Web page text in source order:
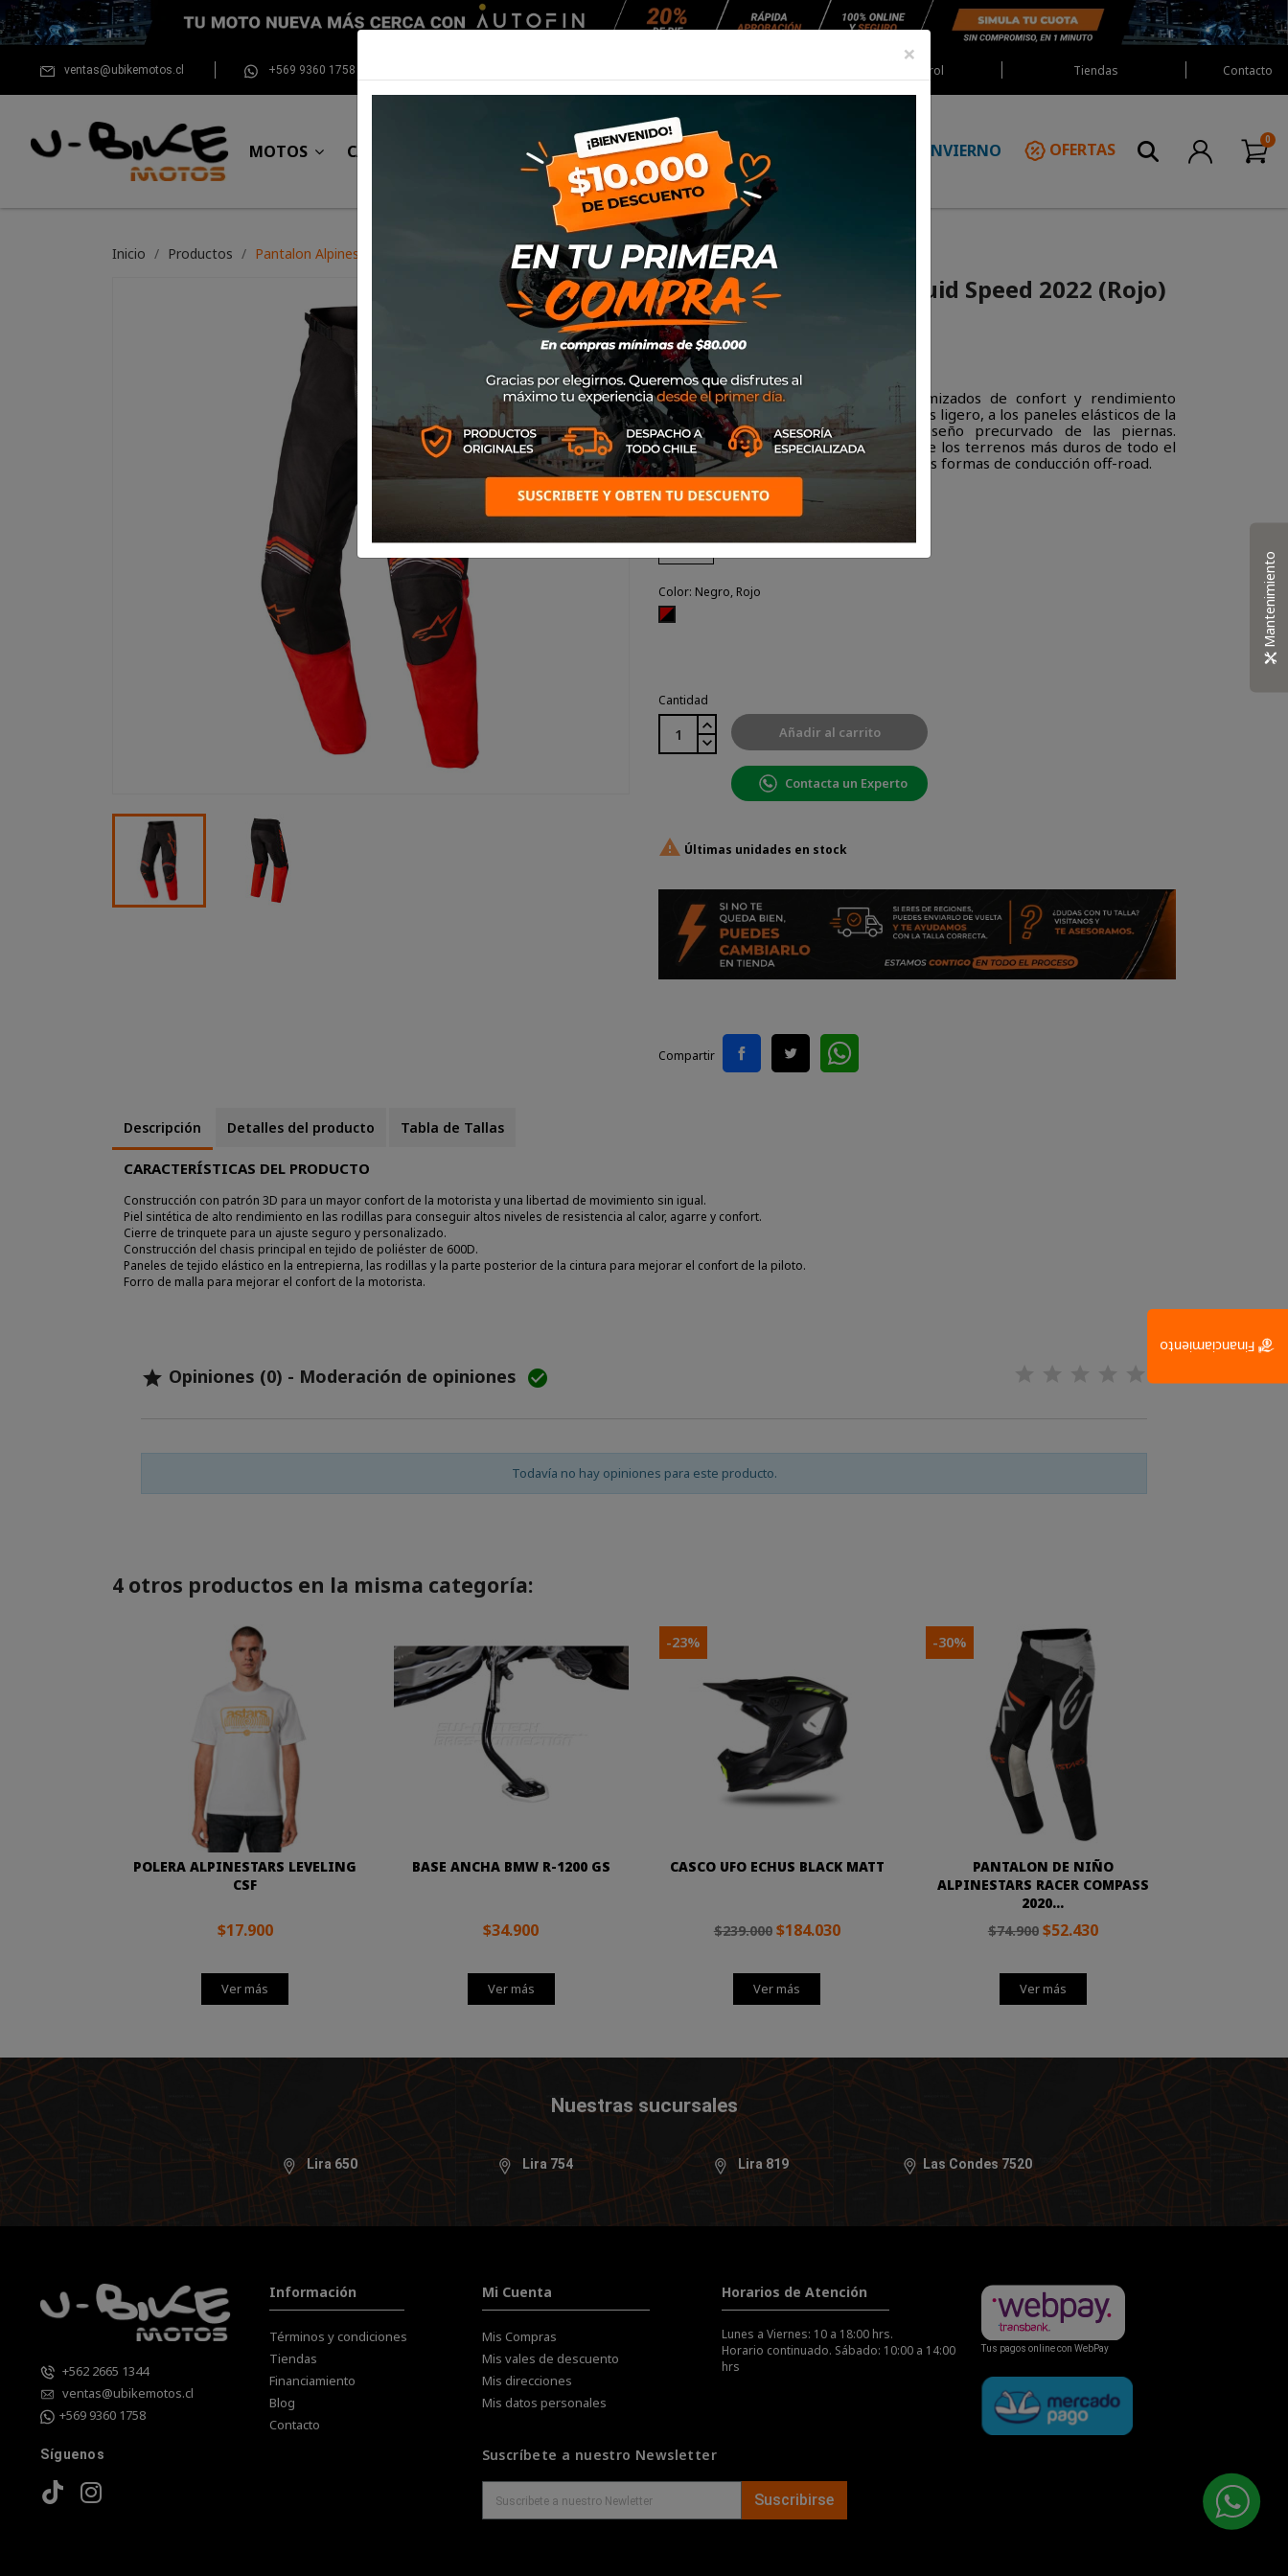
ventas@ubikemotos.cl +569 9360 1758 Red Castrol Tiendas Contacto
MOTOS CASCOS EQUIPAMIENTO NEUMÁTICOS MANTENCIÓN INVIERNO OFERTAS
Inicio Productos Pantalon Alpinestars Fluid Speed 2022 (Rojo)
Pantalon Alpinestars Fluid Speed 2022 (Rojo)
SKU3722622-1303
$85.000
El pantalón Fluid ofrece niveles optimizados de confort y rendimiento
durante la conducción, gracias a su chasis ligero, a los paneles elásticos de la
parte inferior de la cintura y al diseño precurvado de las piernas.
Desarrollados y probados en algunos de los terrenos más duros de todo el
mundo, los Fluid son ideales para muchas formas de conducción off-road.
Talla: 30
Color: Negro, Rojo
Cantidad
Añadir al carrito
Contacta un Experto
 Últimas unidades en stock
Compartir
Descripción Detalles del producto Tabla de Tallas
CARACTERÍSTICAS DEL PRODUCTO
Construcción con patrón 3D para un mayor confort de la motorista y una libertad de movimiento sin igual.
Piel sintética de alto rendimiento en las rodillas para conseguir altos niveles de resistencia al calor, agarre y confort.
Cierre de trinquete para un ajuste seguro y personalizado.
Construcción del chasis principal en tejido de poliéster de 600D.
Paneles de tejido elástico en la entrepierna, las rodillas y la parte posterior de la cintura para mejorar el confort de la piloto.
Forro de malla para mejorar el confort de la motorista.
 Opiniones (0) - Moderación de opiniones 
Todavía no hay opiniones para este producto.
4 otros productos en la misma categoría:
POLERA ALPINESTARS LEVELING
CSF
$17.900
Ver más
BASE ANCHA BMW R-1200 GS
$34.900
Ver más
CASCO UFO ECHUS BLACK MATT
$239.000 $184.030
Ver más
-23%
PANTALON DE NIÑO
ALPINESTARS RACER COMPASS
2020...
$74.900 $52.430
Ver más
-30%
Nuestras sucursales
Lira 650 Lira 754 Lira 819 Las Condes 7520
+562 2665 1344
ventas@ubikemotos.cl
+569 9360 1758
Síguenos
Información
Términos y condiciones
Tiendas
Financiamiento
Blog
Contacto
Mi Cuenta
Mis Compras
Mis vales de descuento
Mis direcciones
Mis datos personales
Horarios de Atención
Lunes a Viernes: 10 a 18:00 hrs.
Horario continuado. Sábado: 10:00 a 14:00
hrs
Suscríbete a nuestro Newsletter
Suscribirse
Tus pagos online con WebPay
×
Mantenimiento
Financiamiento